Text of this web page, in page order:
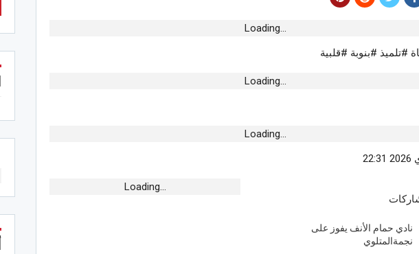
Loading...
#تلميذ #بنوبة #قلبية
Loading...
Loading...
نادي حمام الأنف يفوز على
نجمةالمتلوي
Loading...
يُعطي إشارة
مدنين.. الحماية المدنية تقوم بـ 1143 تدخلا
حوادث الطرقات